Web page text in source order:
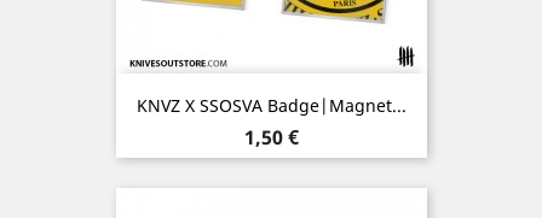
KNVZ X SSOSVA Badge|Magnet...
Prix
1,50 €